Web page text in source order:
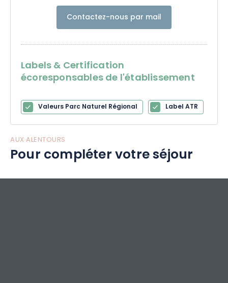
Contactez-nous par mail
Labels & Certification
écoresponsables de l'établissement
Valeurs Parc Naturel Régional Label ATR
AUX ALENTOURS
Pour compléter votre séjour